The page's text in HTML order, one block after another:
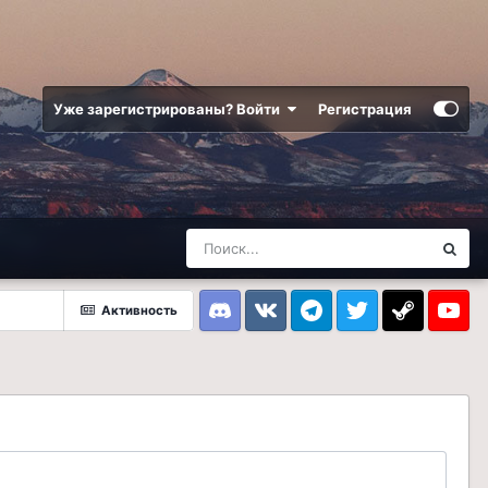
Уже зарегистрированы? Войти Регистрация
Активность
DiscordVK TelegramTwitter Steam